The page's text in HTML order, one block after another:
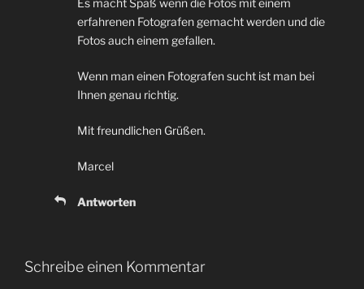
Es macht Spaß wenn die Fotos mit einem
erfahrenen Fotografen gemacht werden und die
Fotos auch einem gefallen.
Wenn man einen Fotografen sucht ist man bei
Ihnen genau richtig.
Mit freundlichen Grüßen.
Marcel
Antworten
Schreibe einen Kommentar